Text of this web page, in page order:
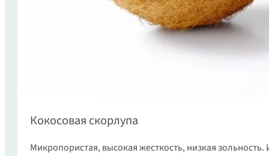
Кокосовая скорлупа
Микропористая, высокая жесткость, низкая